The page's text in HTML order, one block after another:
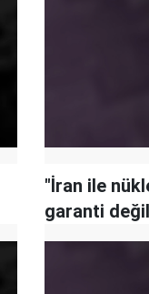
"İran ile
garanti